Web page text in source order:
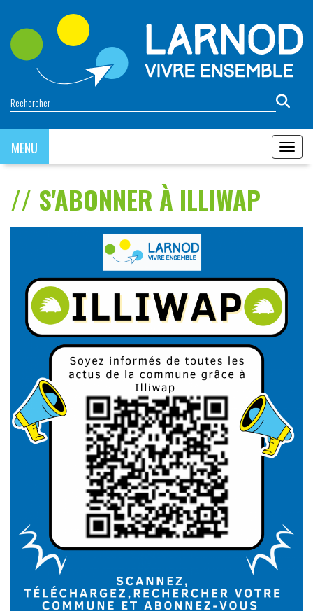
MENU
MENU
S'ABONNER À ILLIWAP